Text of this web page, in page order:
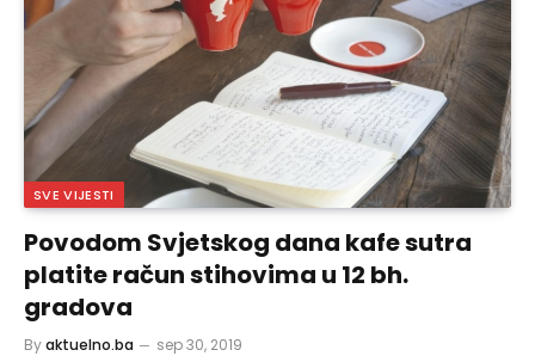
SVE VIJESTI
Povodom Svjetskog dana kafe sutra
platite račun stihovima u 12 bh.
gradova
Byaktuelno.ba sep 30, 2019